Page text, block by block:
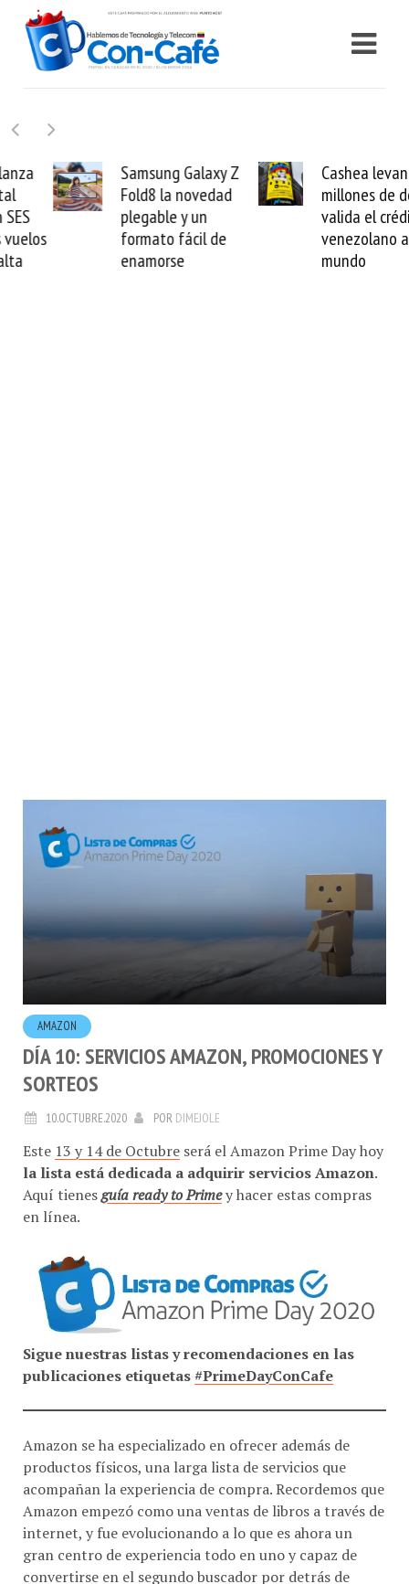
Samsung Galaxy Z
Fold8 la novedad
plegable y un
formato fácil de
enamorse
Cashea levanta 100
millones de dólares y
valida el crédito del
venezolano ante el
AMAZON
DÍA 10: SERVICIOS AMAZON, PROMOCIONES Y
SORTEOS
10.OCTUBRE.2020 POR DIMEJOLE
Este 13 y 14 de Octubre será el Amazon Prime Day hoy
la lista está dedicada a adquirir servicios Amazon
Aquí tienes guía ready to Primey hacer estas compras
en línea.
Sigue nuestras listas y recomendaciones en las
publicaciones etiquetas #PrimeDayConCafe
Amazon se ha especializado en ofrecer además de
productos físicos, una larga lista de servicios que
acompañan la experiencia de compra. Recordemos que
Amazon empezó como una ventas de libros a través de
internet, y fue evolucionando a lo que es ahora un
gran centro de experiencia todo en uno y capaz de
convertirse en el segundo buscador por detrás de